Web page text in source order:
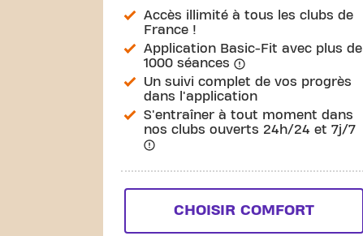
Accès illimité à tous les clubs de
France !
Application Basic-Fit avec plus de
1000 séances
Un suivi complet de vos progrès
dans l'application
S'entraîner à tout moment dans
nos clubs ouverts 24h/24 et 7j/7
CHOISIR COMFORT